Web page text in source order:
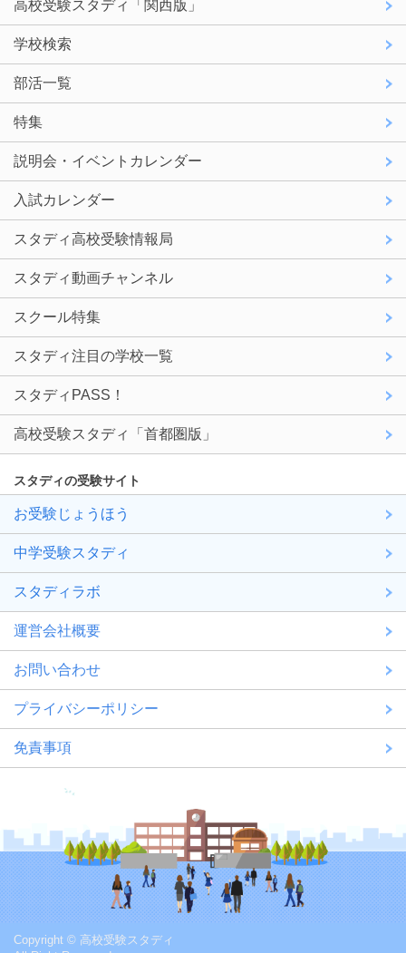
高校受験スタディ「関西版」
学校検索
部活一覧
特集
説明会・イベントカレンダー
入試カレンダー
スタディ高校受験情報局
スタディ動画チャンネル
スクール特集
スタディ注目の学校一覧
スタディPASS！
高校受験スタディ「首都圏版」
スタディの受験サイト
お受験じょうほう
中学受験スタディ
スタディラボ
運営会社概要
お問い合わせ
プライバシーポリシー
免責事項
Copyright © 高校受験スタディ